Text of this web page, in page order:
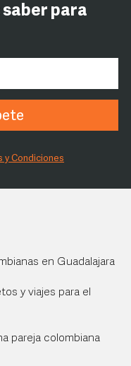
saber para
y Condiciones
en Guadalajara
y viajes para el
pareja colombiana